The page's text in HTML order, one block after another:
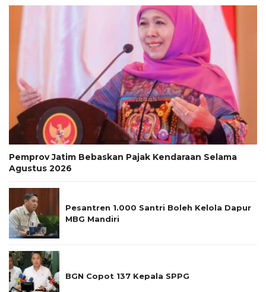
Pemprov Jatim Bebaskan Pajak Kendaraan Selama
Agustus 2026
Pesantren 1.000 Santri Boleh Kelola Dapur
MBG Mandiri
BGN Copot 137 Kepala SPPG